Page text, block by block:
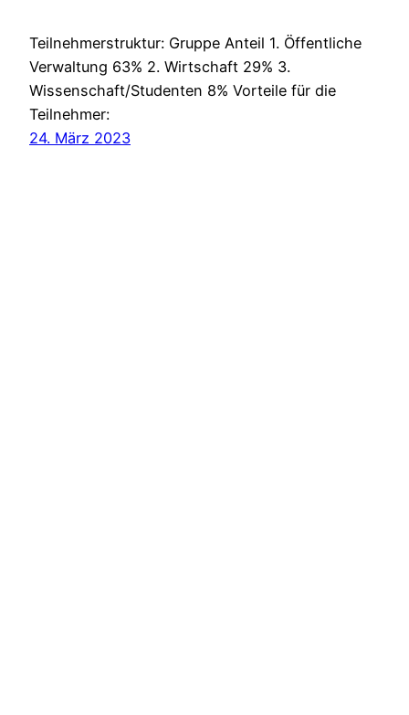
Teilnehmerstruktur: Gruppe Anteil 1. Öffentliche
Verwaltung 63% 2. Wirtschaft 29% 3.
Wissenschaft/Studenten 8% Vorteile für die
Teilnehmer:
24. März 2023